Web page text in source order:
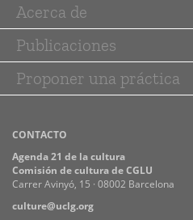
Main
navigation
Acerca de
Publicaciones
Proponer una práctica
CONTACTO
Agenda 21 de la cultura
Comisión de cultura de CGLU
Carrer Avinyó, 15 · 08002 Barcelona
culture@uclg.org